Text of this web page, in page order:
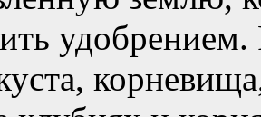
удобрением.